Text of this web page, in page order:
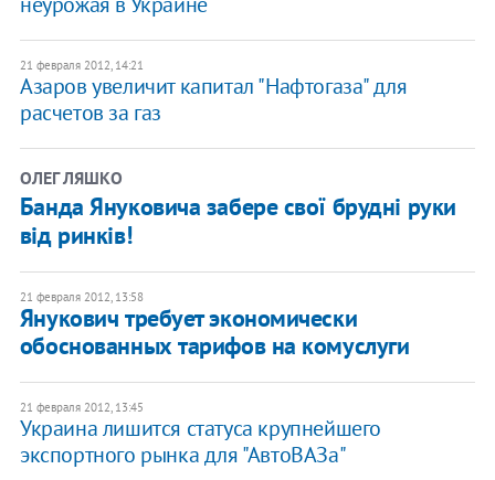
21 февраля 2012, 14:21
Азаров увеличит капитал "Нафтогаза" для
расчетов за газ
ОЛЕГ ЛЯШКО
Банда Януковича забере свої брудні руки
від ринків!
21 февраля 2012, 13:58
Янукович требует экономически
обоснованных тарифов на комуслуги
21 февраля 2012, 13:45
Украина лишится статуса крупнейшего
экспортного рынка для "АвтоВАЗа"